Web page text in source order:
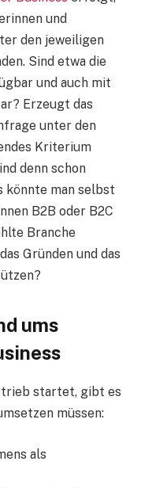
und
den jeweiligen
Sind etwa die
und auch mit
Erzeugt das
unter den
Kriterium
denn schon
könnte man selbst
B2B oder B2C
Branche
Gründen und das
ums
startet, gibt es
müssen:
als